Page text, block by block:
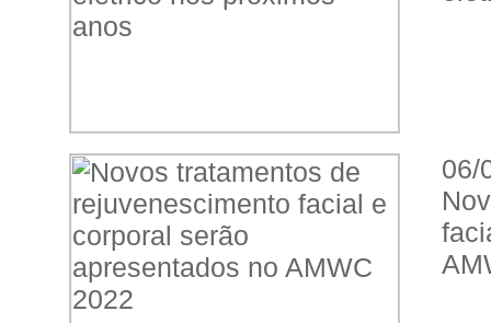
06/